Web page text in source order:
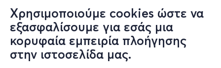
Χρησιμοποιούμε cookies ώστε να
εξασφαλίσουμε για εσάς μια
κορυφαία εμπειρία πλοήγησης
στην ιστοσελίδα μας.